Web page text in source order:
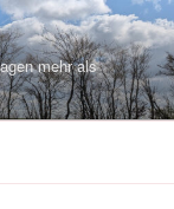
mehr als